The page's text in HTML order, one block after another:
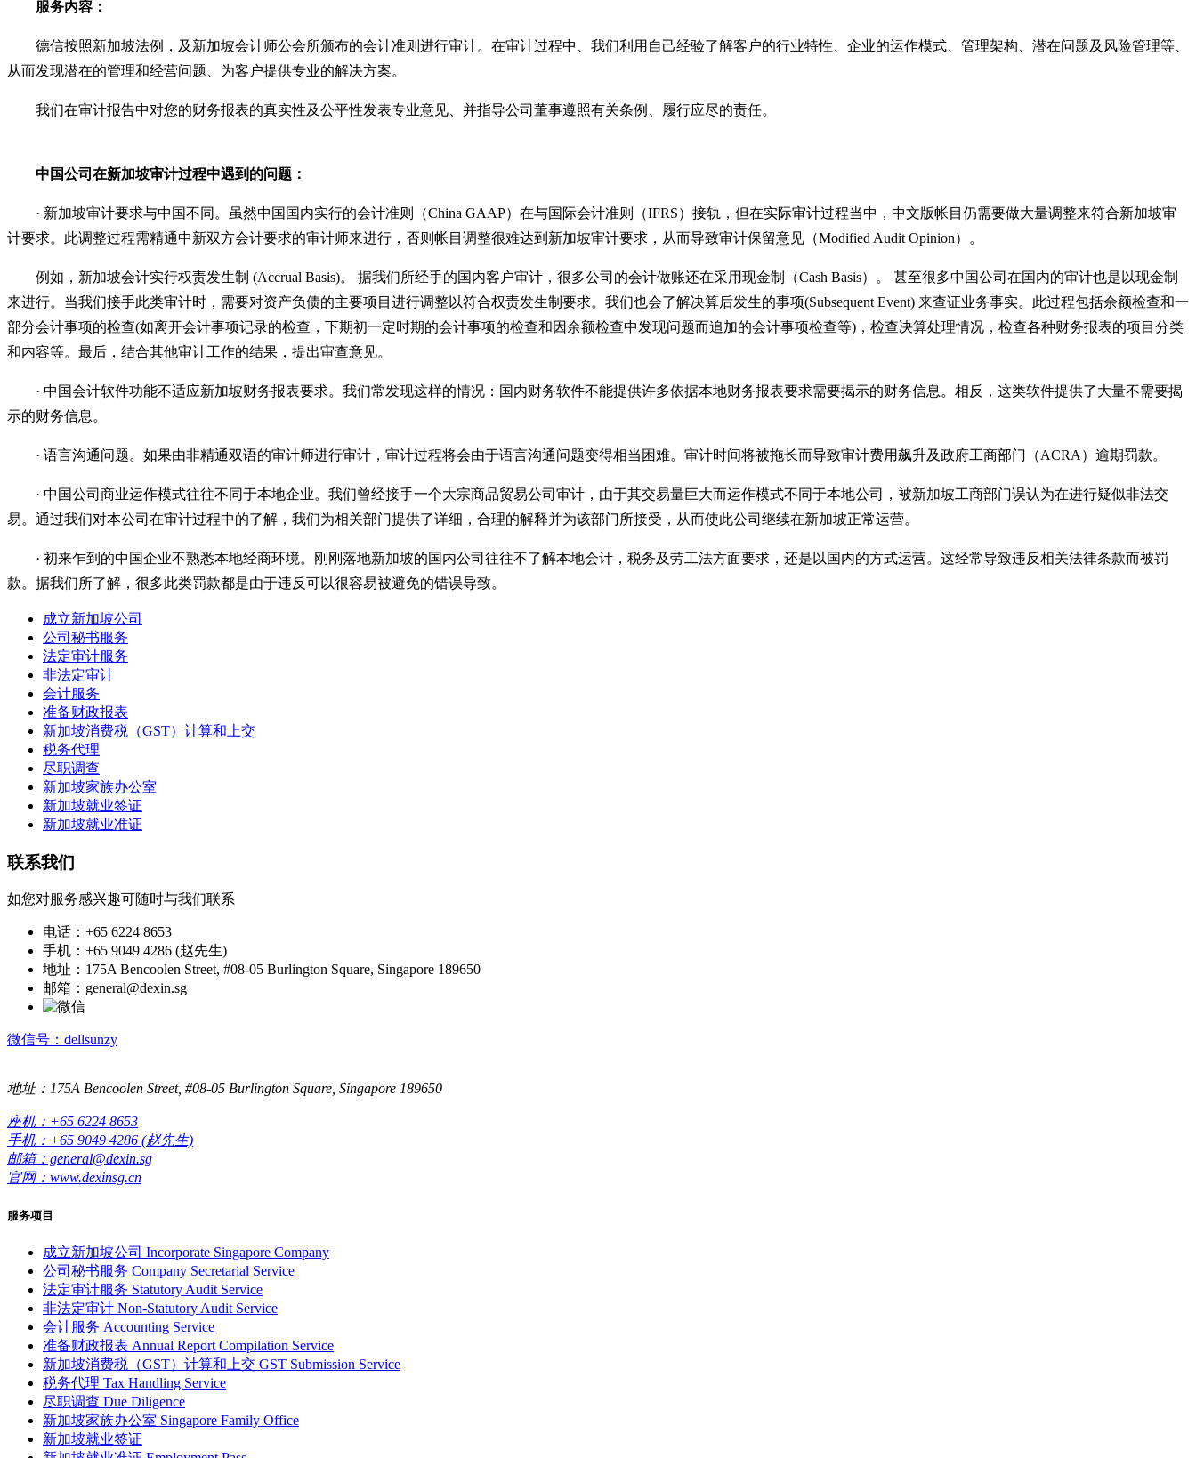
服务内容：
德信按照新加坡法例，及新加坡会计师公会所颁布的会计准则进行审计。在审计过程中、我们利用自己经验了解客户的行业特性、企业的运作模式、管理架构、潜在问题及风险管理等、
从而发现潜在的管理和经营问题、为客户提供专业的解决方案。
我们在审计报告中对您的财务报表的真实性及公平性发表专业意见、并指导公司董事遵照有关条例、履行应尽的责任。
中国公司在新加坡审计过程中遇到的问题：
· 新加坡审计要求与中国不同。虽然中国国内实行的会计准则（China GAAP）在与国际会计准则（IFRS）接轨，但在实际审计过程当中，中文版帐目仍需要做大量调整来符合新加坡审
计要求。此调整过程需精通中新双方会计要求的审计师来进行，否则帐目调整很难达到新加坡审计要求，从而导致审计保留意见（Modified Audit Opinion）。
例如，新加坡会计实行权责发生制 (Accrual Basis)。 据我们所经手的国内客户审计，很多公司的会计做账还在采用现金制（Cash Basis）。 甚至很多中国公司在国内的审计也是以现金制
来进行。当我们接手此类审计时，需要对资产负债的主要项目进行调整以符合权责发生制要求。我们也会了解决算后发生的事项(Subsequent Event) 来查证业务事实。此过程包括余额检查和一
部分会计事项的检查(如离开会计事项记录的检查，下期初一定时期的会计事项的检查和因余额检查中发现问题而追加的会计事项检查等)，检查决算处理情况，检查各种财务报表的项目分类
和内容等。最后，结合其他审计工作的结果，提出审查意见。
· 中国会计软件功能不适应新加坡财务报表要求。我们常发现这样的情况：国内财务软件不能提供许多依据本地财务报表要求需要揭示的财务信息。相反，这类软件提供了大量不需要揭
示的财务信息。
· 语言沟通问题。如果由非精通双语的审计师进行审计，审计过程将会由于语言沟通问题变得相当困难。审计时间将被拖长而导致审计费用飙升及政府工商部门（ACRA）逾期罚款。
· 中国公司商业运作模式往往不同于本地企业。我们曾经接手一个大宗商品贸易公司审计，由于其交易量巨大而运作模式不同于本地公司，被新加坡工商部门误认为在进行疑似非法交
易。通过我们对本公司在审计过程中的了解，我们为相关部门提供了详细，合理的解释并为该部门所接受，从而使此公司继续在新加坡正常运营。
· 初来乍到的中国企业不熟悉本地经商环境。刚刚落地新加坡的国内公司往往不了解本地会计，税务及劳工法方面要求，还是以国内的方式运营。这经常导致违反相关法律条款而被罚
款。据我们所了解，很多此类罚款都是由于违反可以很容易被避免的错误导致。
成立新加坡公司
公司秘书服务
法定审计服务
非法定审计
会计服务
准备财政报表
新加坡消费税（GST）计算和上交
税务代理
尽职调查
新加坡家族办公室
新加坡就业签证
新加坡就业准证
联系我们
如您对服务感兴趣可随时与我们联系
电话：+65 6224 8653
手机：+65 9049 4286 (赵先生)
地址：175A Bencoolen Street, #08-05 Burlington Square, Singapore 189650
邮箱：general@dexin.sg
微信号：dellsunzy
地址：175A Bencoolen Street, #08-05 Burlington Square, Singapore 189650
座机：+65 6224 8653
手机：+65 9049 4286 (赵先生)
邮箱：general@dexin.sg
官网：www.dexinsg.cn
服务项目
成立新加坡公司 Incorporate Singapore Company
公司秘书服务 Company Secretarial Service
法定审计服务 Statutory Audit Service
非法定审计 Non-Statutory Audit Service
会计服务 Accounting Service
准备财政报表 Annual Report Compilation Service
新加坡消费税（GST）计算和上交 GST Submission Service
税务代理 Tax Handling Service
尽职调查 Due Diligence
新加坡家族办公室 Singapore Family Office
新加坡就业签证